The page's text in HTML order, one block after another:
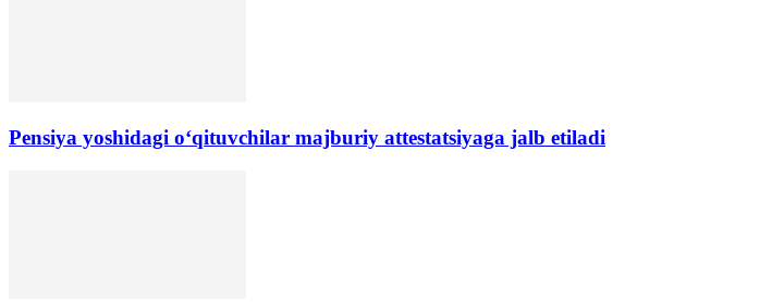
Pensiya yoshidagi oʻqituvchilar majburiy attestatsiyaga jalb etiladi